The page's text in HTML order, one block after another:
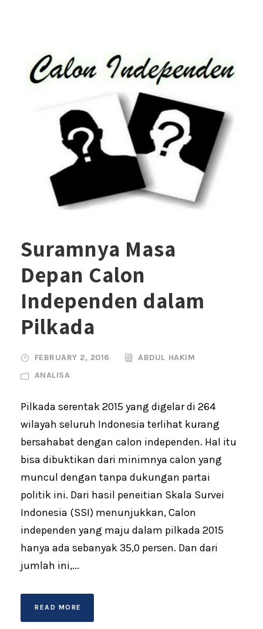
Suramnya Masa
Depan Calon
Independen dalam
Pilkada
FEBRUARY 2, 2016
ABDUL HAKIM
ANALISA
Pilkada serentak 2015 yang digelar di 264
wilayah seluruh Indonesia terlihat kurang
bersahabat dengan calon independen. Hal itu
bisa dibuktikan dari minimnya calon yang
muncul dengan tanpa dukungan partai
politik ini. Dari hasil peneitian Skala Survei
Indonesia (SSI) menunjukkan, Calon
independen yang maju dalam pilkada 2015
hanya ada sebanyak 35,0 persen. Dan dari
jumlah ini,...
READ MORE